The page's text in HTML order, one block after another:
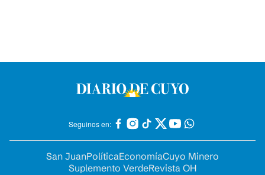
Seguinos en:
San JuanPolíticaEconomíaCuyo Minero
Suplemento VerdeRevista OH